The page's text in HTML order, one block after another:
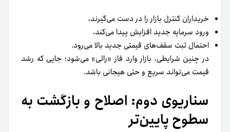
خریداران کنترل بازار را در دست می‌گیرند،
ورود سرمایه جدید افزایش پیدا می‌کند،
احتمال ثبت سقف‌های قیمتی جدید بالا می‌رود.
در چنین شرایطی، بازار وارد فاز «رالی» می‌شود؛ جایی که رشد
قیمت می‌تواند سریع و حتی هیجانی باشد.
سناریوی دوم: اصلاح و بازگشت به
سطوح پایین‌تر